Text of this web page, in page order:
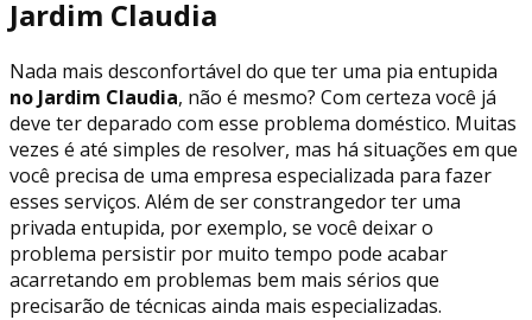
Jardim Claudia
Nada mais desconfortável do que ter uma pia entupida
no Jardim Claudia, não é mesmo? Com certeza você já
deve ter deparado com esse problema doméstico. Muitas
vezes é até simples de resolver, mas há situações em que
você precisa de uma empresa especializada para fazer
esses serviços. Além de ser constrangedor ter uma
privada entupida, por exemplo, se você deixar o
problema persistir por muito tempo pode acabar
acarretando em problemas bem mais sérios que
precisarão de técnicas ainda mais especializadas.